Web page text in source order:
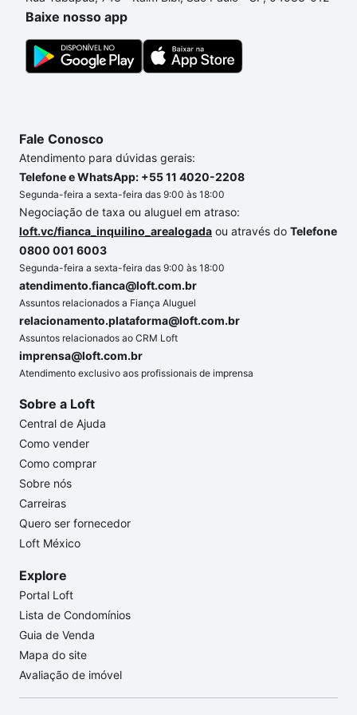
Baixe nosso app
Fale Conosco
Atendimento para dúvidas gerais:
Telefone e WhatsApp: +55 11 4020-2208
Segunda-feira a sexta-feira das 9:00 às 18:00
Negociação de taxa ou aluguel em atraso:
loft.vc/fianca_inquilino_arealogada ou através do Telefone
0800 001 6003
Segunda-feira a sexta-feira das 9:00 às 18:00
atendimento.fianca@loft.com.br
Assuntos relacionados a Fiança Aluguel
relacionamento.plataforma@loft.com.br
Assuntos relacionados ao CRM Loft
imprensa@loft.com.br
Atendimento exclusivo aos profissionais de imprensa
Sobre a Loft
Central de Ajuda
Como vender
Como comprar
Sobre nós
Carreiras
Quero ser fornecedor
Loft México
Explore
Portal Loft
Lista de Condomínios
Guia de Venda
Mapa do site
Avaliação de imóvel